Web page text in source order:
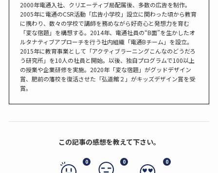
2000年電通入社、クリエーティブ局配属後、多数の広告を制作。
2005年に電通のCSR活動「広告小学校」設立に関わった頃から教育
に携わり、数々の学校で講師を務めながら好奇心と発想力を育む
「変な宿題」を構想する。2014年、電通社員の“B面”を生かしたオ
ルタナティブアプローチを行う社内組織「電通Bチーム」を設立。
2015年に教育事業として「アクティブラーニングこんなのどうだろ
う研究所」を10人の社員と開始。以後、独自プログラムで100以上
の授業や企業研修を実施。2020年「変な宿題」がグッドデザイン
賞、肥前の藩校を復活させた「弘道館２」がキッズデザイン賞を受
賞。
この記事の感想を教えて下さい。
0 0 0